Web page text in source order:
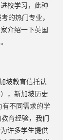
校学习，此种
的热门专业，
介绍一下英国
坡教育信托认
，新加坡历史
不同需求的学
育经验，我们
许多学生提供